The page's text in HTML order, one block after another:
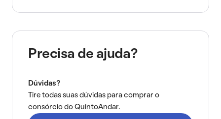
Precisa de ajuda?
Dúvidas?
Tire todas suas dúvidas para comprar o
consórcio do QuintoAndar.